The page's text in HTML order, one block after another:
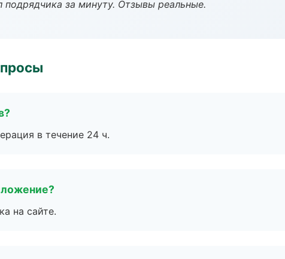
за минуту. Отзывы реальные.
в течение 24 ч.
на сайте.